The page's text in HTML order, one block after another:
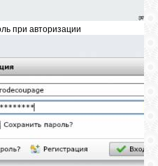
при авторизации